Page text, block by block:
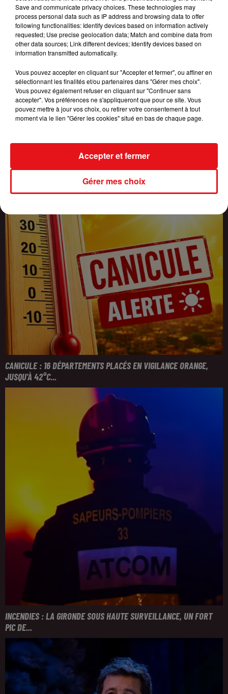
INCENDIES : 184 PERSONNES INTERPELLÉES DEPUIS DÉBUT
CANICULE : 16 DÉPARTEMENTS PLACÉS EN VIGILANCE ORANGE,
JUSQU'À 42°C...
INCENDIES : LA GIRONDE SOUS HAUTE SURVEILLANCE, UN FORT
PIC DE...
Save and communicate privacy choices. These technologies may
process personal data such as IP address and browsing data to offer
following functionalities: Identify devices based on information actively
requested; Use precise geolocation data; Match and combine data from
other data sources; Link different devices; Identify devices based on
information transmitted automatically.
Vous pouvez accepter en cliquant sur "Accepter et fermer", ou affiner en
sélectionnant les finalités et/ou partenaires dans "Gérer mes choix".
Vous pouvez également refuser en cliquant sur "Continuer sans
accepter". Vos préférences ne s'appliqueront que pour ce site. Vous
pouvez mettre à jour vos choix, ou retirer votre consentement à tout
moment via le lien "Gérer les cookies" situé en bas de chaque page.
Gérer mes choix
Accepter et fermer